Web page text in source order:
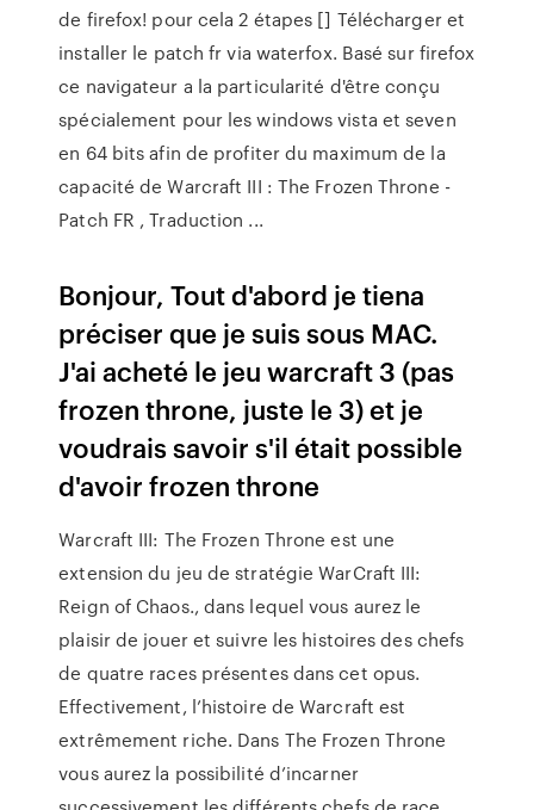
de firefox! pour cela 2 étapes [] Télécharger et
installer le patch fr via waterfox. Basé sur firefox
ce navigateur a la particularité d'être conçu
spécialement pour les windows vista et seven
en 64 bits afin de profiter du maximum de la
capacité de Warcraft III : The Frozen Throne -
Patch FR , Traduction ...
Bonjour, Tout d'abord je tiena
préciser que je suis sous MAC.
J'ai acheté le jeu warcraft 3 (pas
frozen throne, juste le 3) et je
voudrais savoir s'il était possible
d'avoir frozen throne
Warcraft III: The Frozen Throne est une
extension du jeu de stratégie WarCraft III:
Reign of Chaos., dans lequel vous aurez le
plaisir de jouer et suivre les histoires des chefs
de quatre races présentes dans cet opus.
Effectivement, l’histoire de Warcraft est
extrêmement riche. Dans The Frozen Throne
vous aurez la possibilité d’incarner